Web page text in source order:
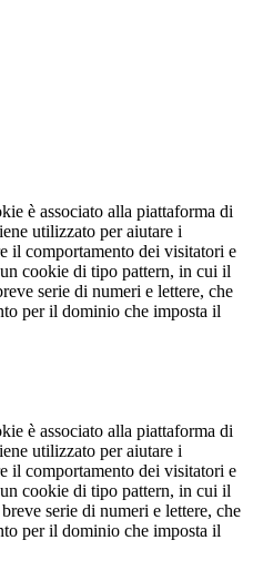
è associato alla piattaforma di
utilizzato per aiutare i
il comportamento dei visitatori e
cookie di tipo pattern, in cui il
serie di numeri e lettere, che
per il dominio che imposta il
è associato alla piattaforma di
utilizzato per aiutare i
il comportamento dei visitatori e
cookie di tipo pattern, in cui il
serie di numeri e lettere, che
per il dominio che imposta il